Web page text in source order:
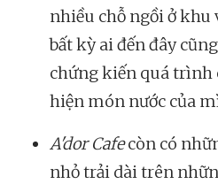
nhiều chỗ ngồi ở khu
bất kỳ ai đến đây
chứng kiến quá trình
hiện món nước của
A'dor Cafecòn có
nhỏ trải dài trên